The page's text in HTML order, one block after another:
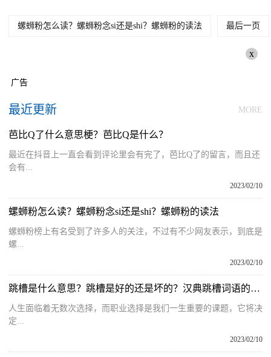
螺蛳粉怎么读？螺蛳粉念si还是shi？螺蛳粉的读法 最后一页
x
广告
最近更新 MORE
芭比Q了什么意思梗？芭比Q是什么？
最近在抖音上一直会看到评论里会有完了，芭比Q了的留言，而且还
会有...
2023/02/10
螺蛳粉怎么读？螺蛳粉念si还是shi？螺蛳粉的读法
螺蛳粉榜上有名受到了许多人的关注，不过有不少网友表示，到底是
螺...
2023/02/10
跳槽是什么意思？跳槽是好的还是坏的？汉典跳槽词语的解释
人生面临着无数次选择，而职业选择是我们一生重要的课题，它将决
定...
2023/02/10